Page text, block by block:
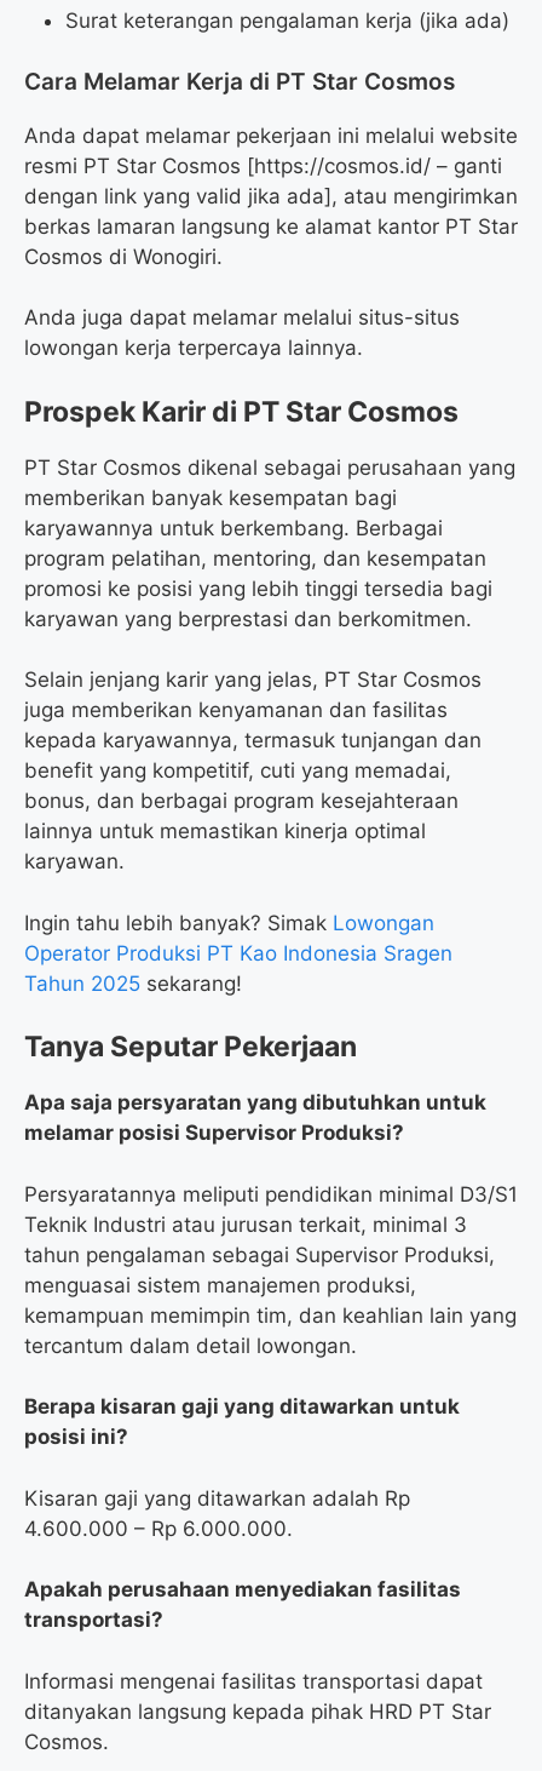
Surat keterangan pengalaman kerja (jika ada)
Cara Melamar Kerja di PT Star Cosmos
Anda dapat melamar pekerjaan ini melalui website
resmi PT Star Cosmos [https://cosmos.id/ – ganti
dengan link yang valid jika ada], atau mengirimkan
berkas lamaran langsung ke alamat kantor PT Star
Cosmos di Wonogiri.
Anda juga dapat melamar melalui situs-situs
lowongan kerja terpercaya lainnya.
Prospek Karir di PT Star Cosmos
PT Star Cosmos dikenal sebagai perusahaan yang
memberikan banyak kesempatan bagi
karyawannya untuk berkembang. Berbagai
program pelatihan, mentoring, dan kesempatan
promosi ke posisi yang lebih tinggi tersedia bagi
karyawan yang berprestasi dan berkomitmen.
Selain jenjang karir yang jelas, PT Star Cosmos
juga memberikan kenyamanan dan fasilitas
kepada karyawannya, termasuk tunjangan dan
benefit yang kompetitif, cuti yang memadai,
bonus, dan berbagai program kesejahteraan
lainnya untuk memastikan kinerja optimal
karyawan.
Ingin tahu lebih banyak? Simak Lowongan
Operator Produksi PT Kao Indonesia Sragen
Tahun 2025 sekarang!
Tanya Seputar Pekerjaan
Apa saja persyaratan yang dibutuhkan untuk
melamar posisi Supervisor Produksi?
Persyaratannya meliputi pendidikan minimal D3/S1
Teknik Industri atau jurusan terkait, minimal 3
tahun pengalaman sebagai Supervisor Produksi,
menguasai sistem manajemen produksi,
kemampuan memimpin tim, dan keahlian lain yang
tercantum dalam detail lowongan.
Berapa kisaran gaji yang ditawarkan untuk
posisi ini?
Kisaran gaji yang ditawarkan adalah Rp
4.600.000 – Rp 6.000.000.
Apakah perusahaan menyediakan fasilitas
transportasi?
Informasi mengenai fasilitas transportasi dapat
ditanyakan langsung kepada pihak HRD PT Star
Cosmos.